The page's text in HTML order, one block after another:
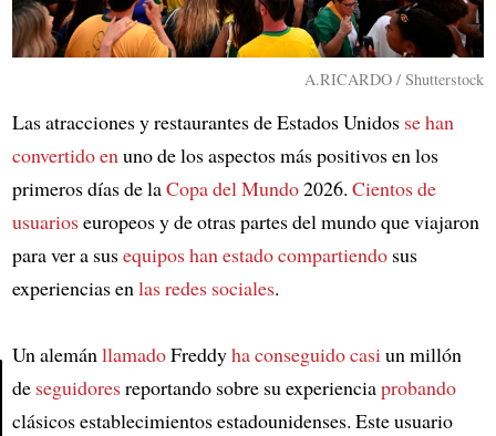
Article
A.RICARDO / Shutterstock
Las atracciones y restaurantes de Estados Unidos se han
convertido en uno de los aspectos más positivos en los
primeros días de laCopa del Mundo2026. Cientos de
usuarioseuropeos y de otras partes del mundo que viajaron
para ver a susequiposhan estado compartiendosus
experiencias en las redes sociales.
Un alemán llamadoFreddyha conseguido casi un millón
de seguidoresreportando sobre su experienciaprobando
clásicos establecimientos estadounidenses. Este usuario